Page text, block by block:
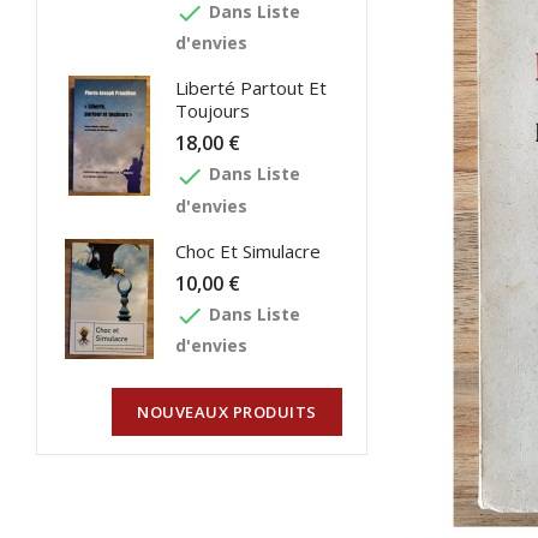
done Dans Liste
d'envies
Liberté Partout Et
Toujours
18,00 €
done Dans Liste
d'envies
Choc Et Simulacre
10,00 €
done Dans Liste
d'envies
NOUVEAUX PRODUITS